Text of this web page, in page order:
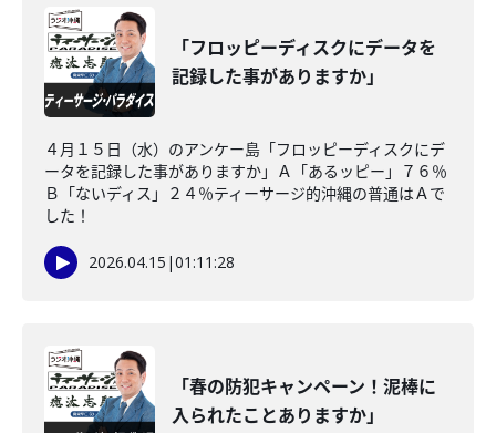
「フロッピーディスクにデータを
記録した事がありますか」
４月１５日（水）のアンケー島「フロッピーディスクにデ
ータを記録した事がありますか」Ａ「あるッピー」７６％
Ｂ「ないディス」２４％ティーサージ的沖縄の普通はＡで
した！
2026.04.15 |01:11:28
「春の防犯キャンペーン！泥棒に
入られたことありますか」